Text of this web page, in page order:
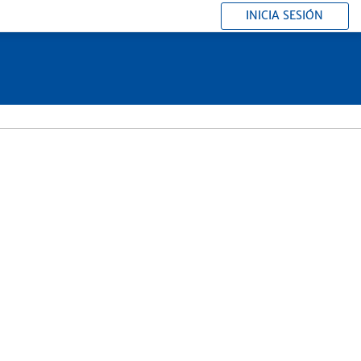
INICIA SESIÓN